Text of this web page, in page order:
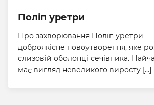
Поліп уретри
Про захворювання Поліп уретри —
доброякісне новоутворення, яке
слизовій оболонці сечівника.
має вигляд невеликого виросту […]